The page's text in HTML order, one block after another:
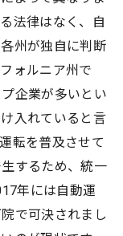
法律はなく、自
州が独自に判断
ォルニア州で
企業が多いとい
入れていると言
転を普及させて
するため、統一
年には自動運
で可決されまし